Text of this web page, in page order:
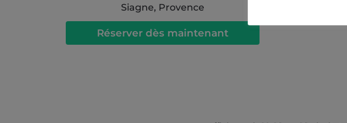
Siagne, Provence
Réserver dès maintenant